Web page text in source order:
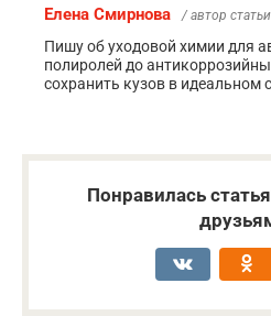
Елена Смирнова / автор статьи
Пишу об уходовой химии для
полиролей до
сохранить кузов в идеальном
Понравилась